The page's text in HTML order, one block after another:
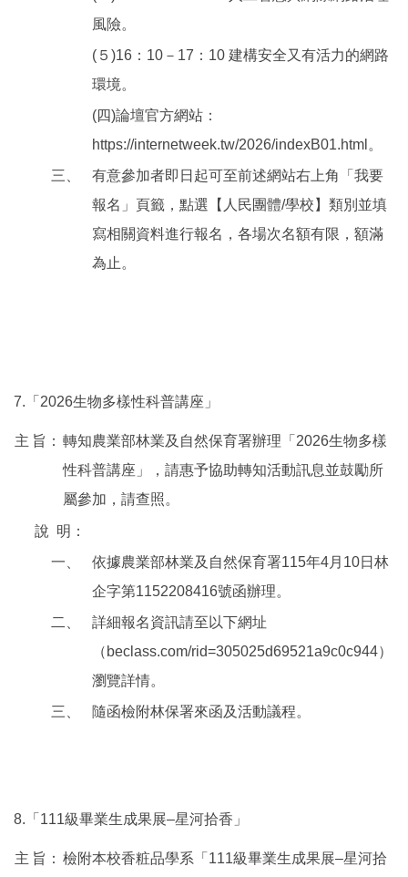
風險。
(５)16：10－17：10 建構安全又有活力的網路
環境。
(四)論壇官方網站：
https://internetweek.tw/2026/indexB01.html。
三、
有意參加者即日起可至前述網站右上角「我要
報名」頁籤，點選【人民團體/學校】類別並填
寫相關資料進行報名，各場次名額有限，額滿
為止。
7.「2026生物多樣性科普講座」
主 旨： 轉知農業部林業及自然保育署辦理「2026生物多樣
性科普講座」，請惠予協助轉知活動訊息並鼓勵所
屬參加，請查照。
說 明：
一、
依據農業部林業及自然保育署115年4月10日林
企字第1152208416號函辦理。
二、
詳細報名資訊請至以下網址
（beclass.com/rid=305025d69521a9c0c944）
瀏覽詳情。
三、
隨函檢附林保署來函及活動議程。
8.「111級畢業生成果展–星河拾香」
主 旨： 檢附本校香粧品學系「111級畢業生成果展–星河拾